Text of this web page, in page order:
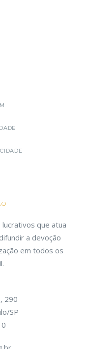
que atua
a devoção
em todos os
290
SP